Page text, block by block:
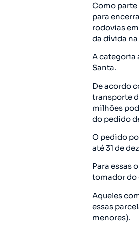
Como
para
rodovias
da dívida
A categoria
Santa.
De acordo
transporte
milhões
do pedido
O pedido
até 31 de
Para essas
tomador do
Aqueles
essas
menores).